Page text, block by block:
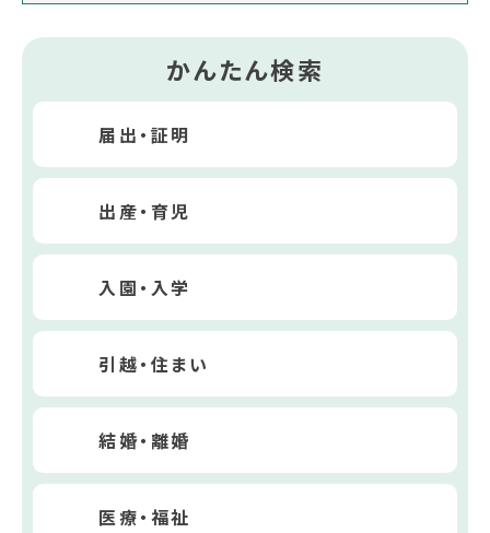
かんたん検索
届出・証明
出産・育児
入園・入学
引越・住まい
結婚・離婚
医療・福祉